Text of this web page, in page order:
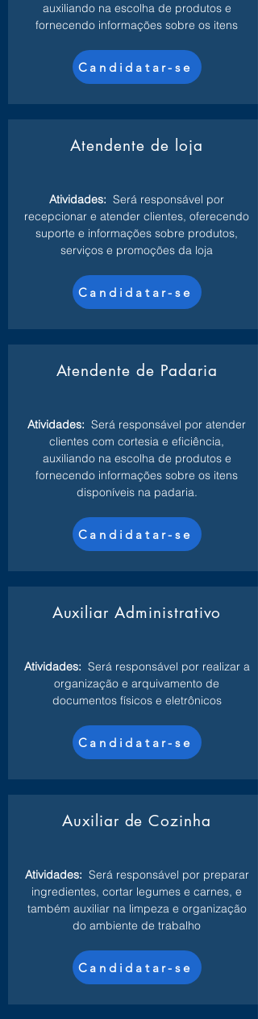
auxiliando na escolha de produtos e
fornecendo informações sobre os itens
Candidatar-se
Atendente de loja
Atividades: Será responsável por
recepcionar e atender clientes, oferecendo
suporte e informações sobre produtos,
serviços e promoções da loja
Candidatar-se
Atendente de Padaria
Atividades: Será responsável por atender
clientes com cortesia e eficiência,
auxiliando na escolha de produtos e
fornecendo informações sobre os itens
disponíveis na padaria.
Candidatar-se
Auxiliar Administrativo
Atividades: Será responsável por realizar a
organização e arquivamento de
documentos físicos e eletrônicos
Candidatar-se
Auxiliar de Cozinha
Atividades: Será responsável por preparar
ingredientes, cortar legumes e carnes, e
também auxiliar na limpeza e organização
do ambiente de trabalho
Candidatar-se